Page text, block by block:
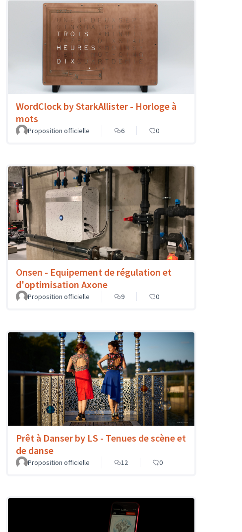
WordClock by StarkAllister - Horloge à
mots
Proposition officielle 6 0
Onsen - Equipement de régulation et
d'optimisation Axone
Proposition officielle 9 0
Prêt à Danser by LS - Tenues de scène et
de danse
Proposition officielle 12 0